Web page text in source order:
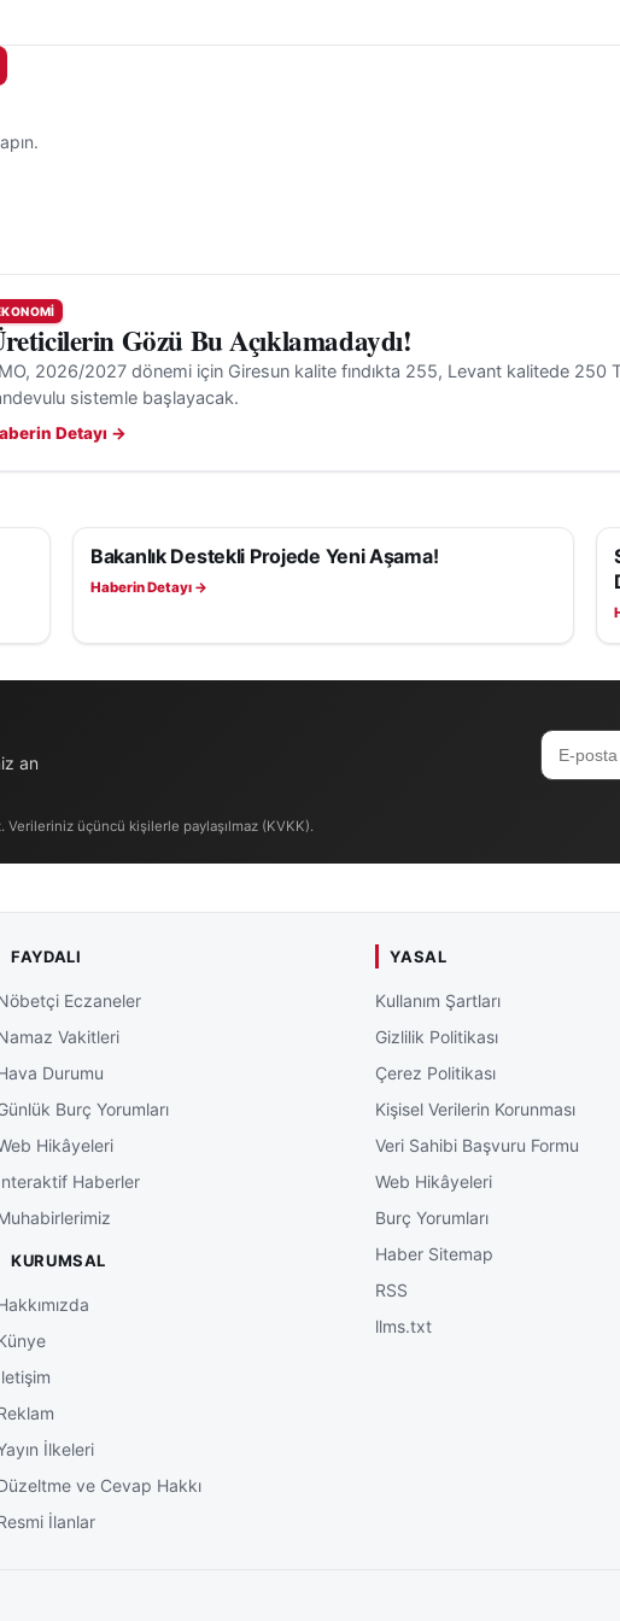
Gözü Bu Açıklamadaydı!
2026/2027 dönemi için Giresun kalite fındıkta 255, Levant kalitede 250
sistemle başlayacak.
Detayı →
EKONOMI
Bakanlık Destekli Projede Yeni Aşama!
Haberin Detayı →
an
üçüncü kişilerle paylaşılmaz (KVKK).
FAYDALI
Eczaneler
Vakitleri
Durumu
Burç Yorumları
Hikâyeleri
Haberler
KURUMSAL
İlkeleri
ve Cevap Hakkı
İlanlar
YASAL
Kullanım Şartları
Gizlilik Politikası
Çerez Politikası
Kişisel Verilerin Korunması
Veri Sahibi Başvuru Formu
Web Hikâyeleri
Burç Yorumları
Haber Sitemap
RSS
llms.txt